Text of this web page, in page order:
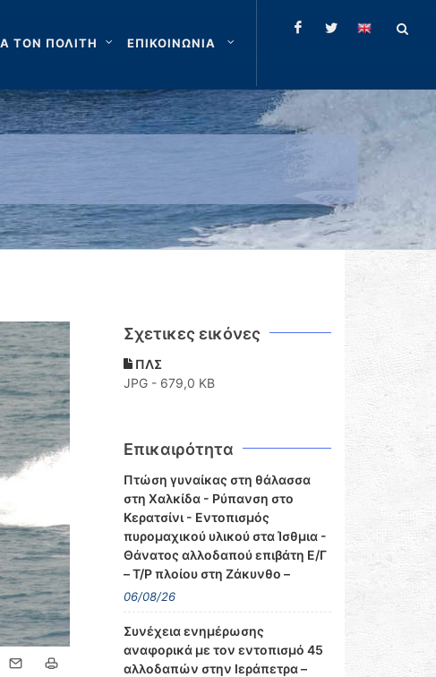
ΤΟΝ ΠΟΛΙΤΗ ΕΠΙΚΟΙΝΩΝΙΑ
Σχετικες εικόνες
ΠΛΣ
JPG - 679,0 KB
Επικαιρότητα
Πτώση γυναίκας στη θάλασσα
στη Χαλκίδα - Ρύπανση στο
Κερατσίνι - Εντοπισμός
πυρομαχικού υλικού στα Ίσθμια -
Θάνατος αλλοδαπού επιβάτη Ε/Γ
– Τ/Ρ πλοίου στη Ζάκυνθο –
06/08/26
Συνέχεια ενημέρωσης
αναφορικά με τον εντοπισμό 45
αλλοδαπών στην Ιεράπετρα –